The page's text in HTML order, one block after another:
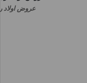
عروض اولاد رجب اليوم 31 يناير